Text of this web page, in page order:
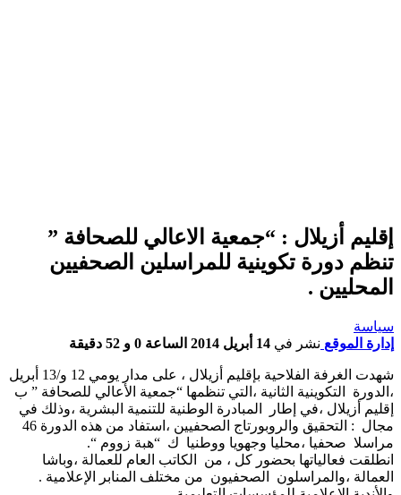
إقليم أزيلال : “جمعية الاعالي للصحافة ”
تنظم دورة تكوينية للمراسلين الصحفيين
المحليين .
سياسة
إدارة الموقع نشر في 14 أبريل 2014 الساعة 0 و 52 دقيقة
شهدت الغرفة الفلاحية بإقليم أزيلال ، على مدار يومي 12 و/13 أبريل
،الدورة التكوينية الثانية ،التي تنظمها “جمعية الأعالي للصحافة ” ب
إقليم أزيلال ،في إطار المبادرة الوطنية للتنمية البشرية ،وذلك في
مجال : التحقيق والروبورتاج الصحفيين ،استفاد من هذه الدورة 46
مراسلا صحفيا ،محليا وجهويا ووطنيا ك “هبة زووم “.
انطلقت فعالياتها بحضور كل ، من الكاتب العام للعمالة ،وباشا
العمالة ،والمراسلون الصحفيون من مختلف المنابر الإعلامية .